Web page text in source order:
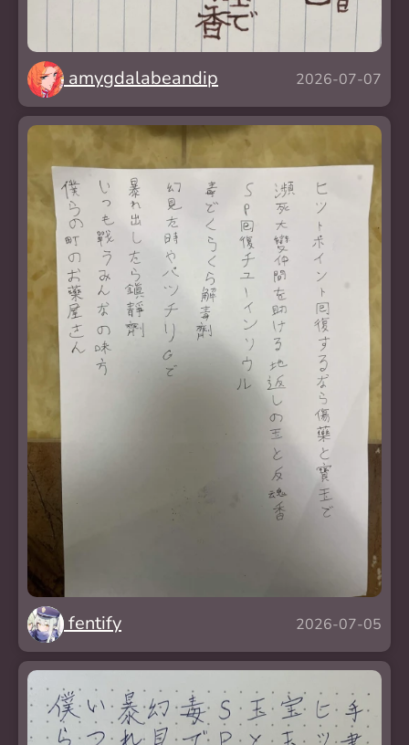
amygdalabeandip 2026-07-07
fentify 2026-07-05